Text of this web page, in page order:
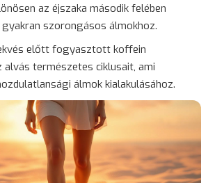
az éjszaka második felében
szorongásos álmokhoz.
előtt fogyasztott koffein
alvás természetes ciklusait, ami
álmok kialakulásához.